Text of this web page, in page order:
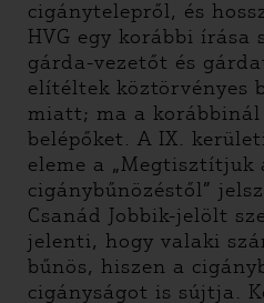
cigánytelepről, és
HVG egy korábbi írása
gárda-vezetőt és
elítéltek köztörvényes
miatt; ma a
belépőket. A IX.
eleme a „Megtisztítjuk
cigánybűnözéstől”
Csanád Jobbik-jelölt
jelenti, hogy valaki
bűnös, hiszen a
cigányságot is sújtja.